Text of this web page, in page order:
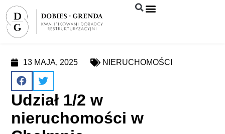
13 MAJA, 2025 NIERUCHOMOŚCI
Udział 1/2 w
nieruchomości w